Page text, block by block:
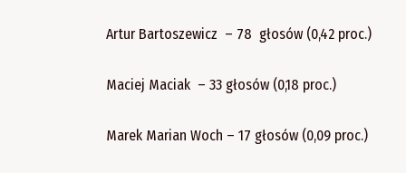
Artur Bartoszewicz – 78 głosów (0,42 proc.)
Maciej Maciak – 33 głosów (0,18 proc.)
Marek Marian Woch – 17 głosów (0,09 proc.)